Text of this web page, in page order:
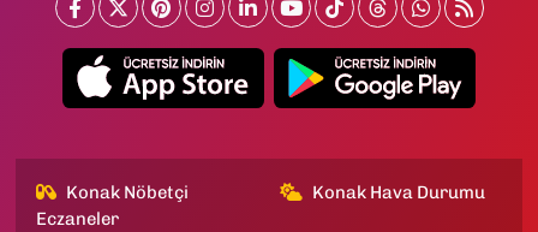
Konak Nöbetçi
Eczaneler
Konak Hava Durumu